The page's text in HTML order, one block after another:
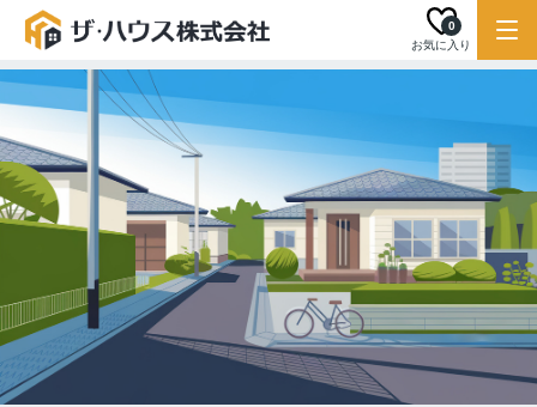
お気に入り
0